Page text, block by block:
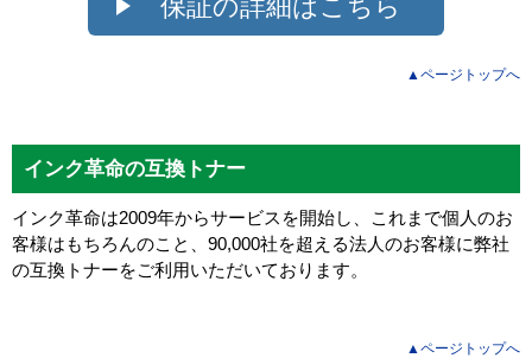
保証の詳細はこちら
▲ページトップへ
インク革命の互換トナー
インク革命は2009年からサービスを開始し、これまで個人のお
客様はもちろんのこと、90,000社を超える法人のお客様に弊社
の互換トナーをご利用いただいております。
▲ページトップへ